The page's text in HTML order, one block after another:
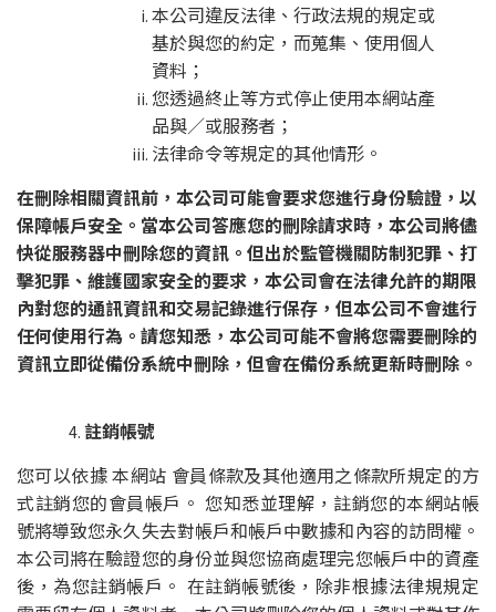
本公司違反法律、行政法規的規定或
基於與您的約定，而蒐集、使用個人
資料；
您透過終止等方式停止使用本網站產
品與／或服務者；
法律命令等規定的其他情形。
在刪除相關資訊前，本公司可能會要求您進行身份驗證，以
保障帳戶安全。當本公司答應您的刪除請求時，本公司將儘
快從服務器中刪除您的資訊。但出於監管機關防制犯罪、打
擊犯罪、維護國家安全的要求，本公司會在法律允許的期限
內對您的通訊資訊和交易記錄進行保存，但本公司不會進行
任何使用行為。請您知悉，本公司可能不會將您需要刪除的
資訊立即從備份系統中刪除，但會在備份系統更新時刪除。
註銷帳號
您可以依據 本網站 會員條款及其他適用之條款所規定的方
式註銷您的會員帳戶。 您知悉並理解，註銷您的本網站帳
號將導致您永久失去對帳戶和帳戶中數據和內容的訪問權。
本公司將在驗證您的身份並與您協商處理完您帳戶中的資產
後，為您註銷帳戶。 在註銷帳號後，除非根據法律規規定